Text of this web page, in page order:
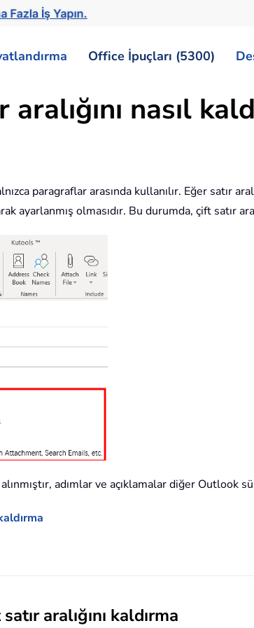
Fazla İş Yapın.
Office İpuçları (5300)
nasıl
paragraflar arasında kullanılır. Eğer satır
ayarlanmış olmasıdır. Bu durumda, çift satır
adımlar ve açıklamalar diğer Outlook
aralığını kaldırma